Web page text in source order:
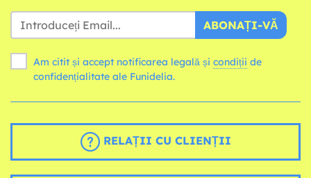
ABONAȚI-VĂ
Am citit și accept notificarea legală și condiții
confidențialitate ale Funidelia.
RELAȚII CU CLIENȚII